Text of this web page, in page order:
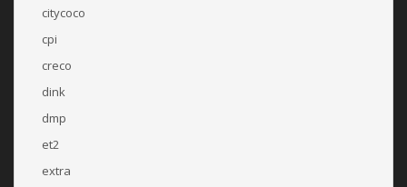
citycoco
cpi
creco
dink
dmp
et2
extra